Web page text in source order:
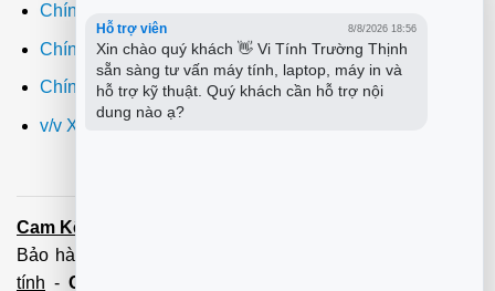
Chính sách giao hàng
Chính sách đổi trả
Chính sách bảo hành
v/v Xuất hóa đơn đỏ VAT
Cam Kết:
Bảo hành tận tâm - Xuất hóa đơn đỏ đầy đủ
tính - Cài Win Tận Nơi
Hỗ trợ viên 8/8/2026 18:56
Xin chào quý khách 👋 Vi Tính Trường Thịnh
sẵn sàng tư vấn máy tính, laptop, máy in và
hỗ trợ kỹ thuật. Quý khách cần hỗ trợ nội
dung nào ạ?